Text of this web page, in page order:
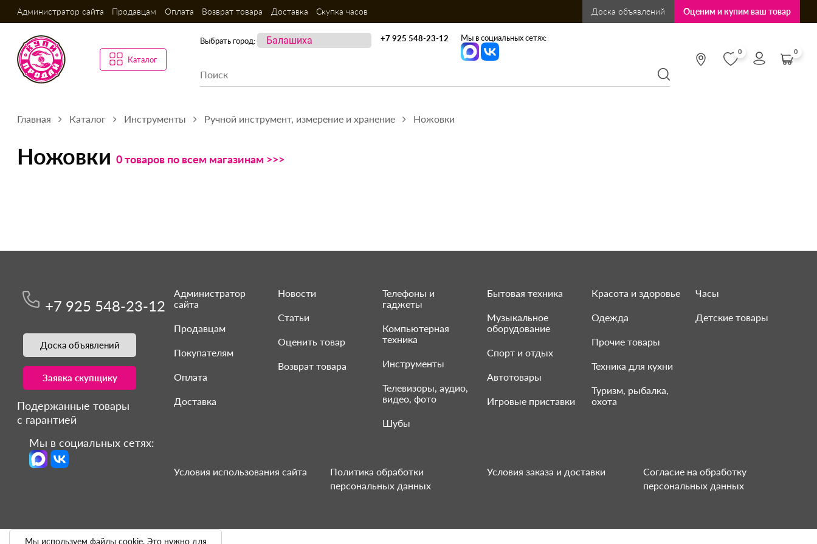
Администратор сайта Продавцам Оплата Возврат товара Доставка Скупка часов Доска объявлений Оценим и купим ваш товар
Каталог
Выбрать город: +7 925 548-23-12 Мы в социальных сетях:
0 0
Главная Каталог Инструменты Ручной инструмент, измерение и хранение Ножовки
Ножовки 0 товаров по всем магазинам >>>
Мы используем файлы cookie. Это нужно для
+7 925 548-23-12
Доска объявлений
Заявка скупщику
Подержанные товары
с гарантией
Мы в социальных сетях:
Администратор
сайта
Продавцам
Покупателям
Оплата
Доставка
Новости
Статьи
Оценить товар
Возврат товара
Телефоны и
гаджеты
Компьютерная
техника
Инструменты
Телевизоры, аудио,
видео, фото
Шубы
Бытовая техника
Музыкальное
оборудование
Спорт и отдых
Автотовары
Игровые приставки
Красота и здоровье
Одежда
Прочие товары
Техника для кухни
Туризм, рыбалка,
охота
Часы
Детские товары
Условия использования сайта
Политика обработки
персональных данных
Условия заказа и доставки
Согласие на обработку
персональных данных